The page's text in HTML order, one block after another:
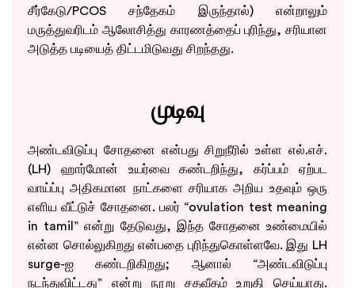
சீர்கேடு/PCOS சந்தேகம் இருந்தால்) என்றாலும்
மருத்துவரிடம் ஆலோசித்து காரணத்தைப் புரிந்து, சரியான
அடுத்த படியைத் திட்டமிடுவது சிறந்தது.
முடிவு
அண்டவிடுப்பு சோதனை என்பது சிறுநீரில் உள்ள எல்.எச்.
(LH) ஹார்மோன் உயர்வை கண்டறிந்து, கர்ப்பம் ஏற்பட
வாய்ப்பு அதிகமான நாட்களை சரியாக அறிய உதவும் ஒரு
எளிய வீட்டுச் சோதனை. பலர் “ovulation test meaning
in tamil” என்று தேடுவது, இந்த சோதனை உண்மையில்
என்ன சொல்லுகிறது என்பதை புரிந்துகொள்ளவே. இது LH
surge-ஐ கண்டறிகிறது; ஆனால் “அண்டவிடுப்பு
நடந்துவிட்டது” என்று நூறு சதவீதம் உறுதி செய்யாது.